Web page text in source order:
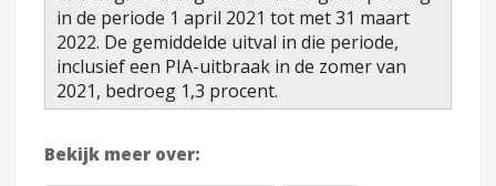
in de periode 1 april 2021 tot met 31 maart
2022. De gemiddelde uitval in die periode,
inclusief een PIA-uitbraak in de zomer van
2021, bedroeg 1,3 procent.
Bekijk meer over: